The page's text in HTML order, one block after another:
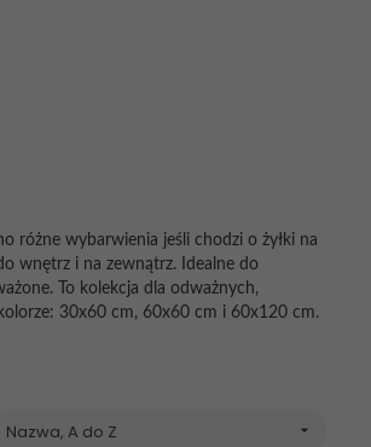
różne wybarwienia jeśli chodzi o żyłki na
wnętrz i na zewnątrz. Idealne do
To kolekcja dla odważnych,
30x60 cm, 60x60 cm i 60x120 cm.
Nazwa, A do Z 